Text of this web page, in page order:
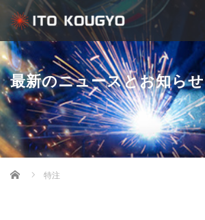
最新のニュースとお知らせ
Home 特注